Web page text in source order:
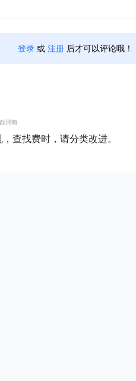
登录 或 注册 后才可以评论哦！
河南
查找费时，请分类改进。